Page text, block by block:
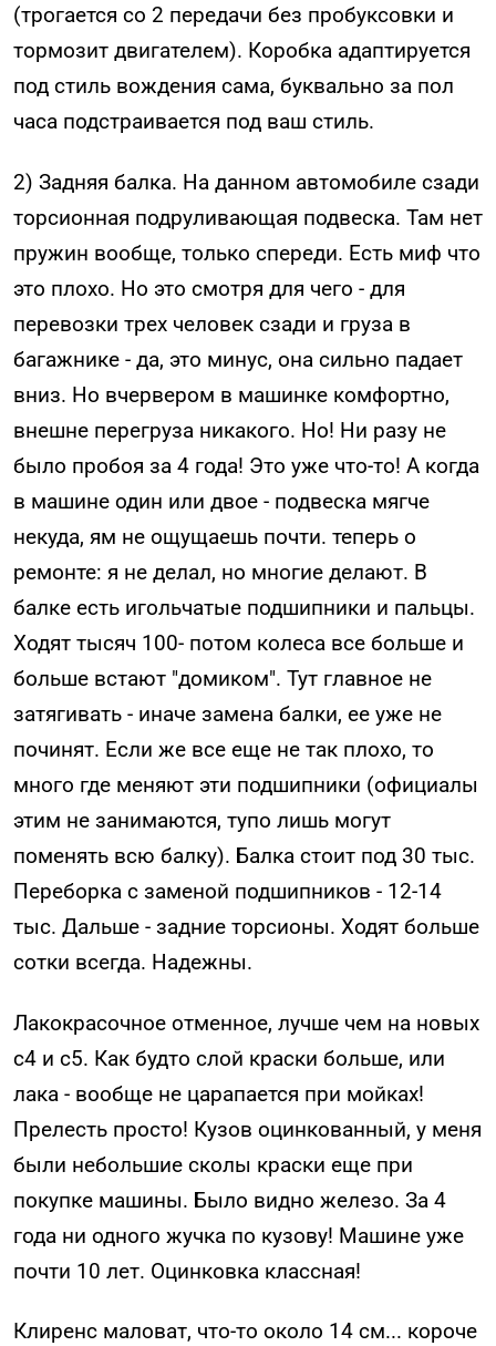
(трогается со 2 передачи без пробуксовки и
тормозит двигателем). Коробка адаптируется
под стиль вождения сама, буквально за пол
часа подстраивается под ваш стиль.
2) Задняя балка. На данном автомобиле сзади
торсионная подруливающая подвеска. Там нет
пружин вообще, только спереди. Есть миф что
это плохо. Но это смотря для чего - для
перевозки трех человек сзади и груза в
багажнике - да, это минус, она сильно падает
вниз. Но вчервером в машинке комфортно,
внешне перегруза никакого. Но! Ни разу не
было пробоя за 4 года! Это уже что-то! А когда
в машине один или двое - подвеска мягче
некуда, ям не ощущаешь почти. теперь о
ремонте: я не делал, но многие делают. В
балке есть игольчатые подшипники и пальцы.
Ходят тысяч 100- потом колеса все больше и
больше встают "домиком". Тут главное не
затягивать - иначе замена балки, ее уже не
починят. Если же все еще не так плохо, то
много где меняют эти подшипники (официалы
этим не занимаются, тупо лишь могут
поменять всю балку). Балка стоит под 30 тыс.
Переборка с заменой подшипников - 12-14
тыс. Дальше - задние торсионы. Ходят больше
сотки всегда. Надежны.
Лакокрасочное отменное, лучше чем на новых
с4 и с5. Как будто слой краски больше, или
лака - вообще не царапается при мойках!
Прелесть просто! Кузов оцинкованный, у меня
были небольшие сколы краски еще при
покупке машины. Было видно железо. За 4
года ни одного жучка по кузову! Машине уже
почти 10 лет. Оцинковка классная!
Клиренс маловат, что-то около 14 см... короче